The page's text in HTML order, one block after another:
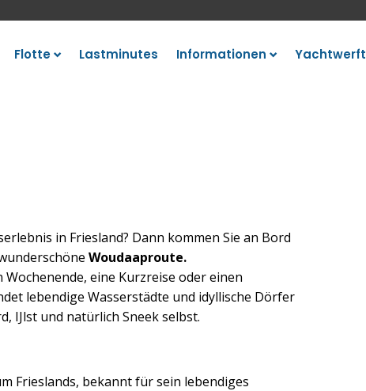
Flotte Lastminutes Informationen Yachtwerft
in Friesland? Dann kommen Sie an Bord
Woudaaproute.
eine Kurzreise oder einen
lebendige Wasserstädte und idyllische Dörfer
IJlst und natürlich Sneek selbst.
Frieslands, bekannt für sein lebendiges